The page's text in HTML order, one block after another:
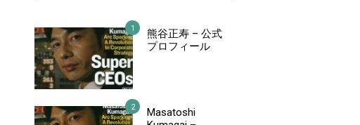
熊谷正寿 – 公式
プロフィール
Masatoshi